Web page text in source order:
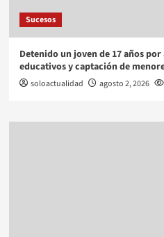
Sucesos
Detenido un joven de 17 años
educativos y captación de
soloactualidad agosto 2, 2026